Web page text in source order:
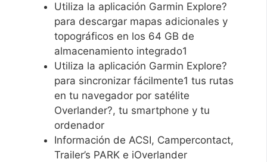
Utiliza la aplicación Garmin Explore?
para descargar mapas adicionales y
topográficos en los 64 GB de
almacenamiento integrado1
Utiliza la aplicación Garmin Explore?
para sincronizar fácilmente1 tus rutas
en tu navegador por satélite
Overlander?, tu smartphone y tu
ordenador
Información de ACSI, Campercontact,
Trailer’s PARK e iOverlander